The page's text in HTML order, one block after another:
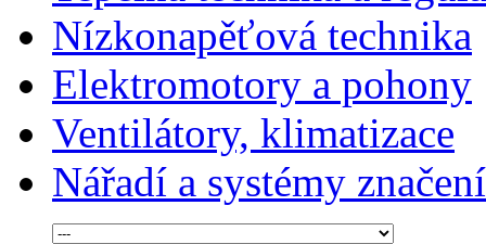
Nízkonapěťová technika
Elektromotory a pohony
Ventilátory, klimatizace
Nářadí a systémy značení